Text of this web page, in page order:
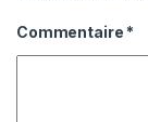
Commentaire *